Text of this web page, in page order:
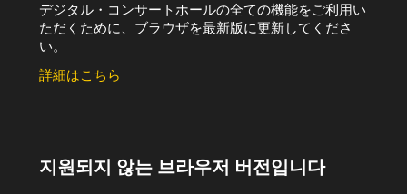
デジタル・コンサートホールの全ての機能をご利用い
ただくために、ブラウザを最新版に更新してくださ
い。
詳細はこちら
지원되지 않는 브라우저 버전입니다